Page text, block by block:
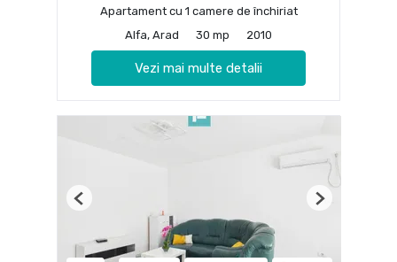
Apartament cu 1 camere de închiriat
Alfa, Arad
30 mp 2010
Vezi mai multe detalii
Previous Next